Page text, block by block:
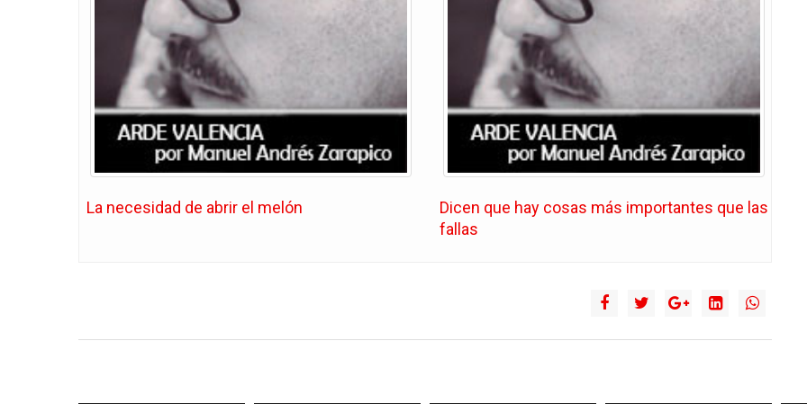
La necesidad de abrir el melón
Dicen que hay cosas más importantes que las
fallas